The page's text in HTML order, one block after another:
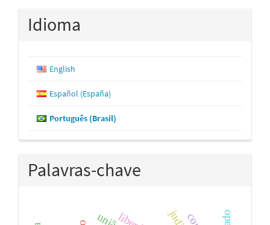
Idioma
English
Español (España)
Português (Brasil)
Palavras-chave